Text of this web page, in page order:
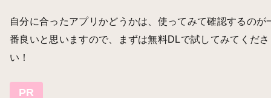
自分に合ったアプリかどうかは、使ってみて確認するのが
番良いと思いますので、まずは無料DLで試してみてくださ
い！
PR